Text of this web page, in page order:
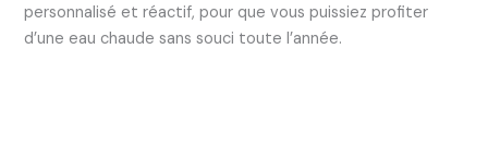
personnalisé et réactif, pour que vous puissiez profiter
d’une eau chaude sans souci toute l’année.